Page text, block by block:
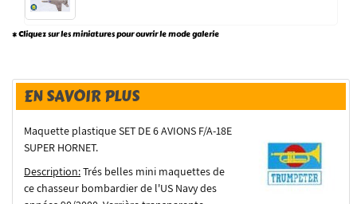
* Cliquez sur les miniatures pour ouvrir le mode galerie
EN SAVOIR PLUS
Maquette plastique SET DE 6 AVIONS F/A-18E
SUPER HORNET.
Description:Trés belles mini maquettes de
ce chasseur bombardier de l'US Navy des